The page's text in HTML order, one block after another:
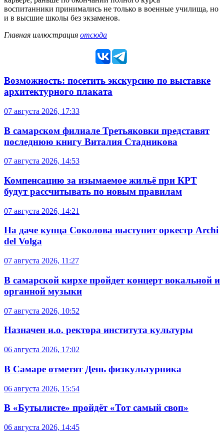
воспитанники принимались не только в военные училища, но
и в высшие школы без экзаменов.
Главная иллюстрация отсюда
Возможность: посетить экскурсию по выставке
архитектурного плаката
07 августа 2026, 17:33
В самарском филиале Третьяковки представят
последнюю книгу Виталия Стадникова
07 августа 2026, 14:53
Компенсацию за изымаемое жильё при КРТ
будут рассчитывать по новым правилам
07 августа 2026, 14:21
На даче купца Соколова выступит оркестр Archi
del Volga
07 августа 2026, 11:27
В самарской кирхе пройдет концерт вокальной и
органной музыки
07 августа 2026, 10:52
Назначен и.о. ректора института культуры
06 августа 2026, 17:02
В Самаре отметят День физкультурника
06 августа 2026, 15:54
В «Бутылисте» пройдёт «Тот самый своп»
06 августа 2026, 14:45